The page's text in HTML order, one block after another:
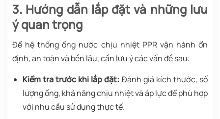
3. Hướng dẫn lắp đặt và những lưu
ý quan trọng
Để hệ thống ống nước chịu nhiệt PPR vận hành ổn
định, an toàn và bền lâu, cần lưu ý các vấn đề sau:
Kiểm tra trước khi lắp đặt: Đánh giá kích thước, số
lượng ống, khả năng chịu nhiệt và áp lực để phù hợp
với nhu cầu sử dụng thực tế.